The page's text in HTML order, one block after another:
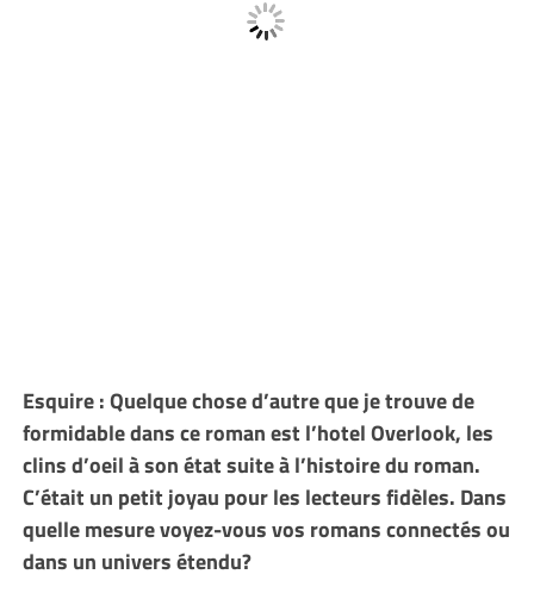
Esquire : Quelque chose d’autre que je trouve de
formidable dans ce roman est l’hotel Overlook, les
clins d’oeil à son état suite à l’histoire du roman.
C’était un petit joyau pour les lecteurs fidèles. Dans
quelle mesure voyez-vous vos romans connectés ou
dans un univers étendu?